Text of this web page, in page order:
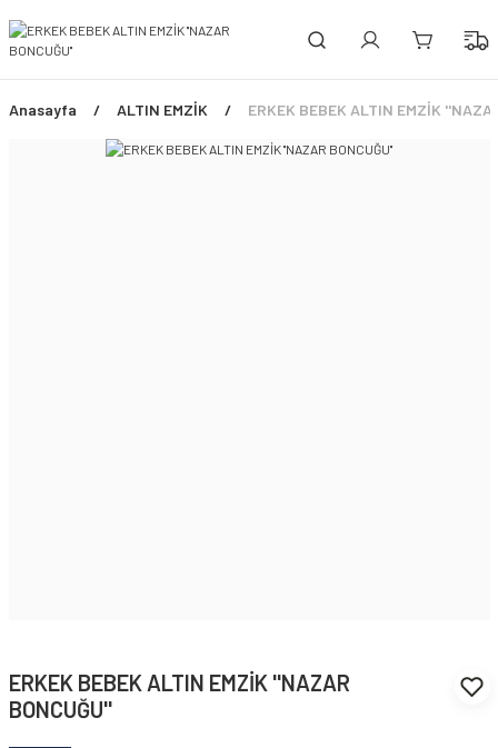
PEŞİN FİYATINA 3 TAKSİT!
ŞİMDİ TÜM ÜRÜNLERDE %45 İNDİRİM FIRSATI
Anasayfa ALTIN EMZİK ERKEK BEBEK ALTIN EMZİK
ERKEK BEBEK ALTIN EMZİK ''NAZAR
BONCUĞU''